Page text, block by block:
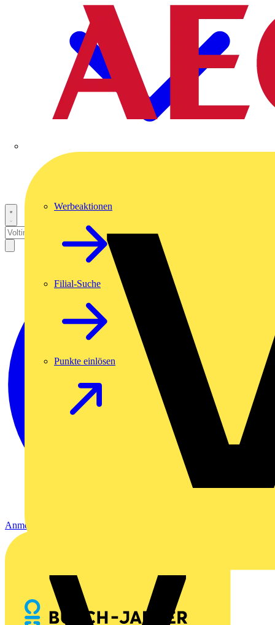
Werbeaktionen
Filial-Suche
Punkte einlösen
Anmelden